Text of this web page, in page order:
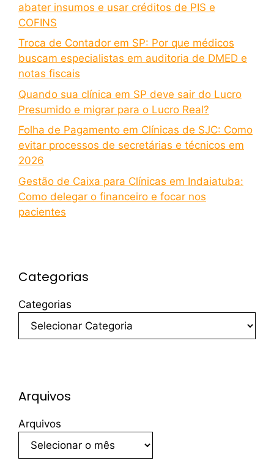
abater insumos e usar créditos de PIS e
COFINS
Troca de Contador em SP: Por que médicos
buscam especialistas em auditoria de DMED e
notas fiscais
Quando sua clínica em SP deve sair do Lucro
Presumido e migrar para o Lucro Real?
Folha de Pagamento em Clínicas de SJC: Como
evitar processos de secretárias e técnicos em
2026
Gestão de Caixa para Clínicas em Indaiatuba:
Como delegar o financeiro e focar nos
pacientes
Categorias
Categorias
Arquivos
Arquivos